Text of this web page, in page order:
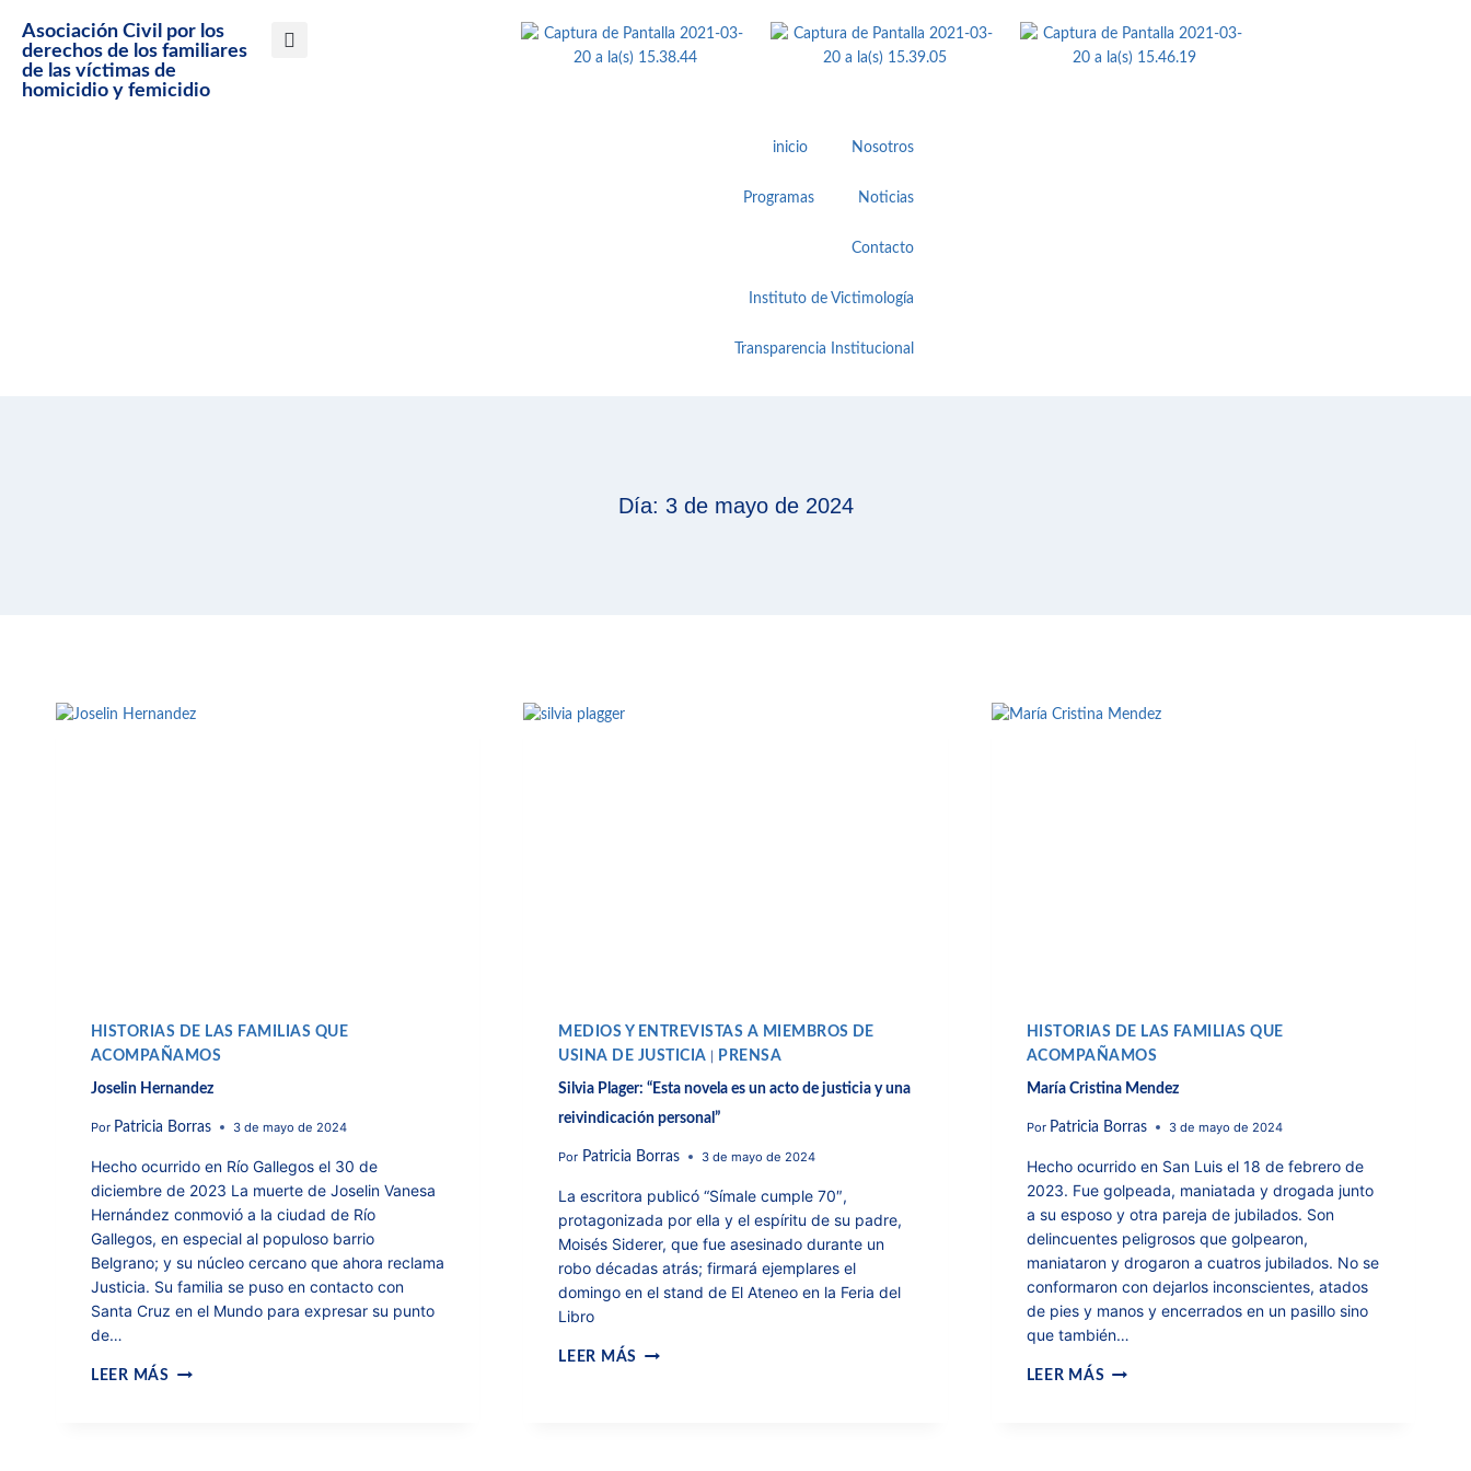
Asociación Civil por los
derechos de los familiares
de las víctimas de
homicidio y femicidio
inicio Nosotros
Programas Noticias
Contacto
Instituto de Victimología
Transparencia Institucional
Día: 3 de mayo de 2024
HISTORIAS DE LAS FAMILIAS QUE
ACOMPAÑAMOS
Joselin Hernandez
Por Patricia Borras 3 de mayo de 2024
Hecho ocurrido en Río Gallegos el 30 de
diciembre de 2023 La muerte de Joselin Vanesa
Hernández conmovió a la ciudad de Río
Gallegos, en especial al populoso barrio
Belgrano; y su núcleo cercano que ahora reclama
Justicia. Su familia se puso en contacto con
Santa Cruz en el Mundo para expresar su punto
de…
LEER MÁS
MEDIOS Y ENTREVISTAS A MIEMBROS DE
USINA DE JUSTICIA
PRENSA
Silvia Plager: “Esta novela es un acto de justicia y una
reivindicación personal”
Por Patricia Borras 3 de mayo de 2024
La escritora publicó “Símale cumple 70″,
protagonizada por ella y el espíritu de su padre,
Moisés Siderer, que fue asesinado durante un
robo décadas atrás; firmará ejemplares el
domingo en el stand de El Ateneo en la Feria del
Libro
LEER MÁS
HISTORIAS DE LAS FAMILIAS QUE
ACOMPAÑAMOS
María Cristina Mendez
Por Patricia Borras 3 de mayo de 2024
Hecho ocurrido en San Luis el 18 de febrero de
2023. Fue golpeada, maniatada y drogada junto
a su esposo y otra pareja de jubilados. Son
delincuentes peligrosos que golpearon,
maniataron y drogaron a cuatros jubilados. No se
conformaron con dejarlos inconscientes, atados
de pies y manos y encerrados en un pasillo sino
que también…
LEER MÁS